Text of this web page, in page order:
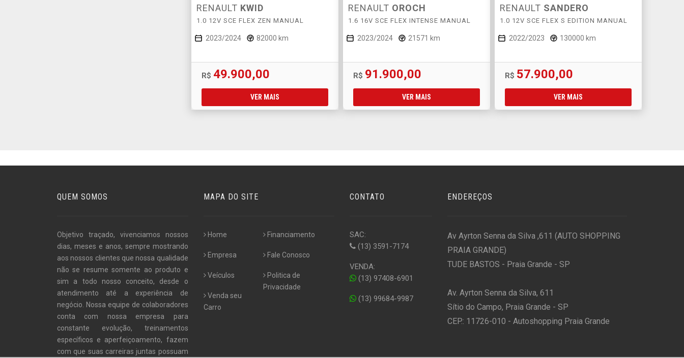
RENAULT KWID
1.0 12V SCE FLEX ZEN MANUAL
2023/2024 82000 km
R$ 49.900,00
VER MAIS
RENAULT OROCH
1.6 16V SCE FLEX INTENSE MANUAL
2023/2024 21571 km
R$ 91.900,00
VER MAIS
RENAULT SANDERO
1.0 12V SCE FLEX S EDITION MANUAL
2022/2023 130000 km
R$ 57.900,00
VER MAIS
QUEM SOMOS
Objetivo traçado, vivenciamos nossos
dias, meses e anos, sempre mostrando
aos nossos clientes que nossa qualidade
não se resume somente ao produto e
sim a todo nosso conceito, desde o
atendimento até a experiência de
negócio. Nossa equipe de colaboradores
conta com nossa empresa para
constante evolução, treinamentos
específicos e aperfeiçoamento, fazem
com que suas carreiras juntas possuam
MAPA DO SITE
Home
Empresa
Veículos
Venda seu
Carro
Financiamento
Fale Conosco
Politica de
Privacidade
CONTATO
SAC:
(13) 3591-7174
VENDA:
(13) 97408-6901
(13) 99684-9987
ENDEREÇOS
Av Ayrton Senna da Silva ,611 (AUTO SHOPPING
PRAIA GRANDE)
TUDE BASTOS - Praia Grande - SP
Av. Ayrton Senna da Silva, 611
Sítio do Campo, Praia Grande - SP
CEP.: 11726-010 - Autoshopping Praia Grande